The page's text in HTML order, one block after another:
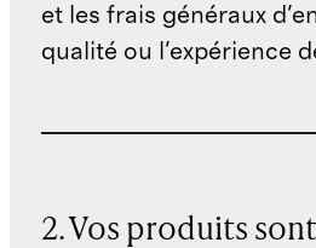
et les frais généraux
qualité ou l'expérience
2. Vos produits